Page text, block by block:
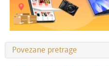
Povezane pretrage